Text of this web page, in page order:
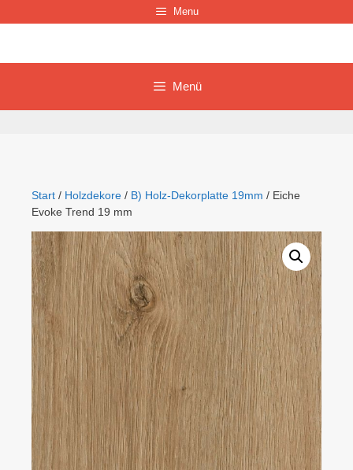
Inhalt
Menu
Menü
Start / Holzdekore / B) Holz-Dekorplatte 19mm / Eiche
Evoke Trend 19 mm